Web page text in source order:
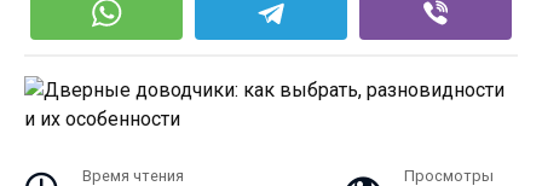
Время чтения Просмотры